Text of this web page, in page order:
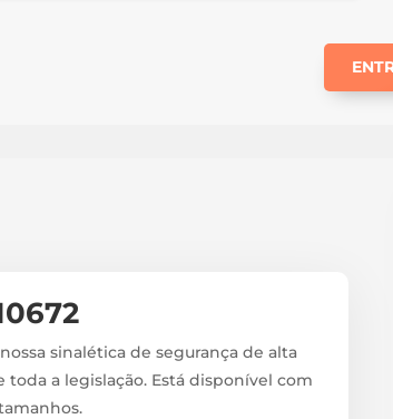
sinalética de segurança de alta
a legislação. Está disponível com